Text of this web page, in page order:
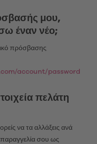
μου,
έναν νέο;
πρόσβασης
account/password
πελάτη
να τα αλλάξεις ανά
σου ως